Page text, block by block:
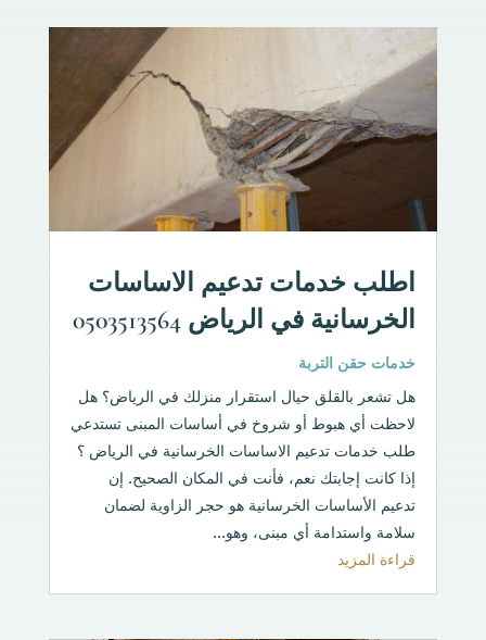
اطلب خدمات تدعيم الاساسات
الخرسانية في الرياض 0503513564
خدمات حقن التربة
هل تشعر بالقلق حيال استقرار منزلك في الرياض؟ هل
لاحظت أي هبوط أو شروخ في أساسات المبنى تستدعي
طلب خدمات تدعيم الاساسات الخرسانية في الرياض ؟
إذا كانت إجابتك نعم، فأنت في المكان الصحيح. إن
تدعيم الأساسات الخرسانية هو حجر الزاوية لضمان
سلامة واستدامة أي مبنى، وهو...
قراءة المزيد